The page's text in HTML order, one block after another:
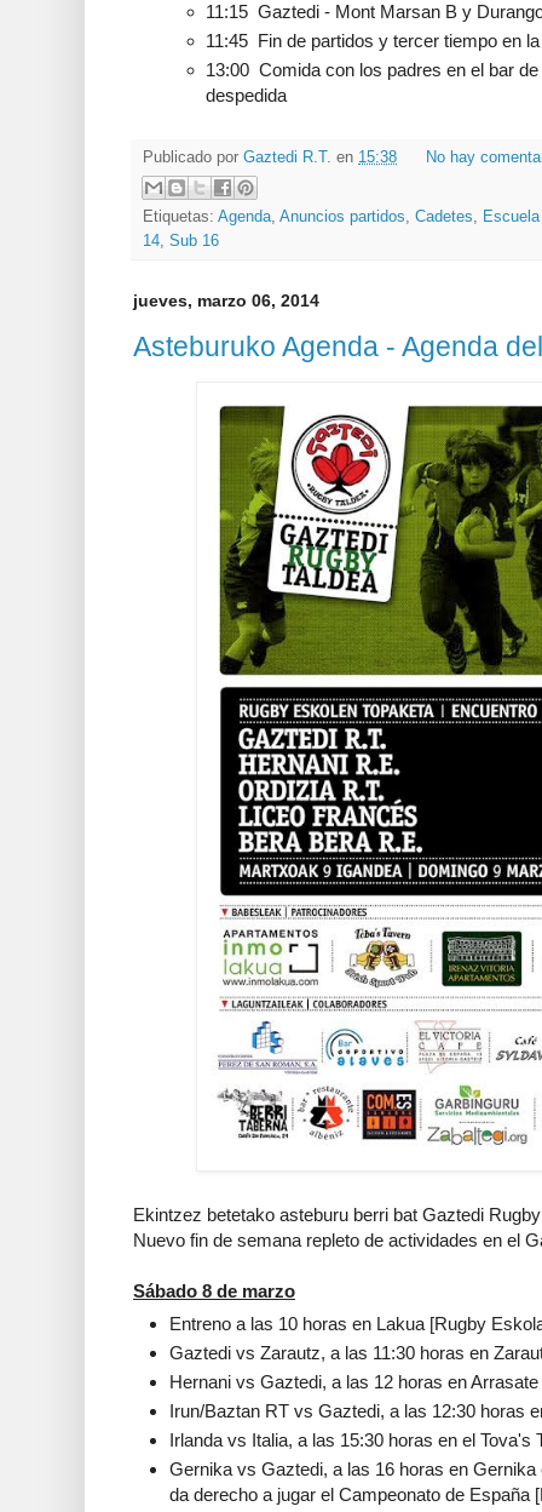
11:15 Gaztedi - Mont Marsan B y
11:45 Fin de partidos y tercer tiempo en
13:00 Comida con los padres en el bar
despedida
Publicado por Gaztedi R.T. en 15:38 No hay
Etiquetas: Agenda, Anuncios partidos, Cadetes,
14, Sub 16
jueves, marzo 06, 2014
Asteburuko Agenda - Agenda
Ekintzez betetako asteburu berri bat Gaztedi
Nuevo fin de semana repleto de actividades en el
Sábado 8 de marzo
Entreno a las 10 horas en Lakua [Rugby
Gaztedi vs Zarautz, a las 11:30 horas en
Hernani vs Gaztedi, a las 12 horas en
Irun/Baztan RT vs Gaztedi, a las 12:30 horas
Irlanda vs Italia, a las 15:30 horas en el Tova's
Gernika vs Gaztedi, a las 16 horas en
da derecho a jugar el Campeonato de España